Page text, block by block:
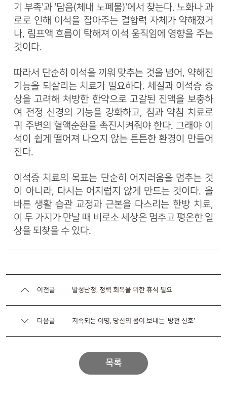
기 부족'과 '담음(체내 노폐물)'에서 찾는다. 노화나 과
로로 인해 이석을 잡아주는 결합력 자체가 약해졌거
나, 림프액 흐름이 탁해져 이석 움직임에 영향을 주는
것이다.
따라서 단순히 이석을 끼워 맞추는 것을 넘어, 약해진
기능을 되살리는 치료가 필요하다. 체질과 이석증 증
상을 고려해 처방한 한약으로 고갈된 진액을 보충하
여 전정 신경의 기능을 강화하고, 침과 약침 치료로
귀 주변의 혈액순환을 촉진시켜줘야 한다. 그래야 이
석이 쉽게 떨어져 나오지 않는 튼튼한 환경이 만들어
진다.
이석증 치료의 목표는 단순히 어지러움을 멈추는 것
이 아니라, 다시는 어지럽지 않게 만드는 것이다. 올
바른 생활 습관 교정과 근본을 다스리는 한방 치료,
이 두 가지가 만날 때 비로소 세상은 멈추고 평온한 일
상을 되찾을 수 있다.
이전글 발성난청, 청력 회복을 위한 휴식 필요
다음글 지속되는 이명, 당신의 몸이 보내는 '방전 신호'
목록